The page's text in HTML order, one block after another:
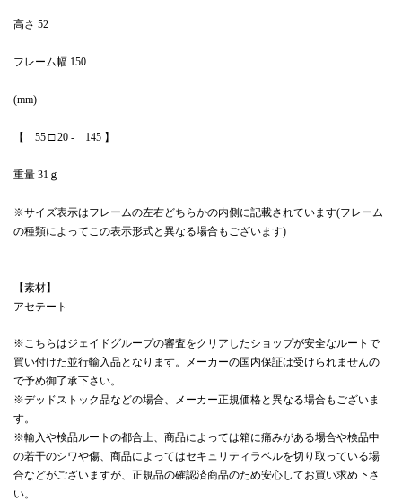
高さ 52
フレーム幅 150
(mm)
【 55 □ 20 - 145 】
重量 31ｇ
※サイズ表示はフレームの左右どちらかの内側に記載されています(フレーム
の種類によってこの表示形式と異なる場合もございます)
【素材】
アセテート
※こちらはジェイドグループの審査をクリアしたショップが安全なルートで
買い付けた並行輸入品となります。メーカーの国内保証は受けられませんの
で予め御了承下さい。
※デッドストック品などの場合、メーカー正規価格と異なる場合もございま
す。
※輸入や検品ルートの都合上、商品によっては箱に痛みがある場合や検品中
の若干のシワや傷、商品によってはセキュリティラベルを切り取っている場
合などがございますが、正規品の確認済商品のため安心してお買い求め下さ
い。